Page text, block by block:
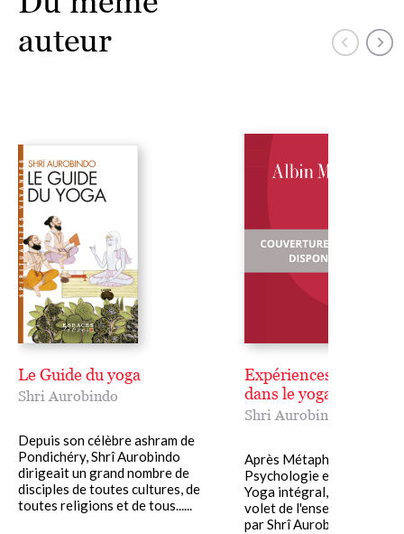
auteur
Le Guide du yoga
Shri Aurobindo
Depuis son célèbre ashram de
Pondichéry, Shrî Aurobindo
dirigeait un grand nombre de
disciples de toutes cultures, de
toutes religions et de tous......
Expériences
dans le yoga
Shri Aurobindo
Après Métaphysique et
Psychologie et La
Yoga intégral, voici le
volet de l'enseignement
par Shrî Aurobindo à ses......